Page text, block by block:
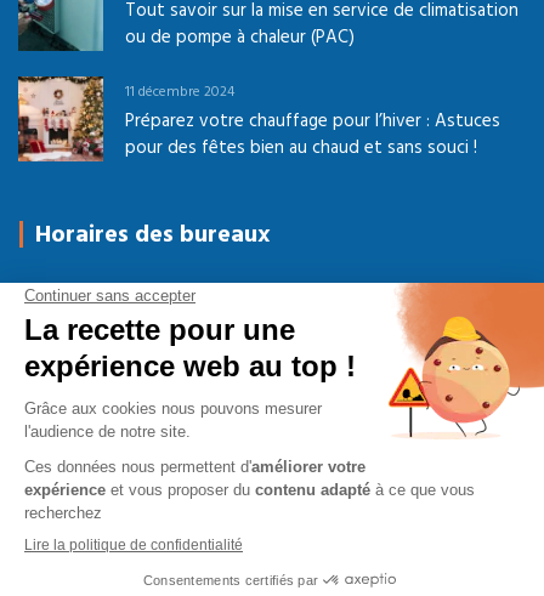
Tout savoir sur la mise en service de climatisation
ou de pompe à chaleur (PAC)
11 décembre 2024
Préparez votre chauffage pour l’hiver : Astuces
pour des fêtes bien au chaud et sans souci !
Horaires des bureaux
Du Lundi au Jeudi 08h-12h00 / 14h-17h30
Vendredi 08h-12h00 / 14h-16h30
Samedi - Dimanche Fermé
© 2026AVP Energies Services. Tous droits réservés.